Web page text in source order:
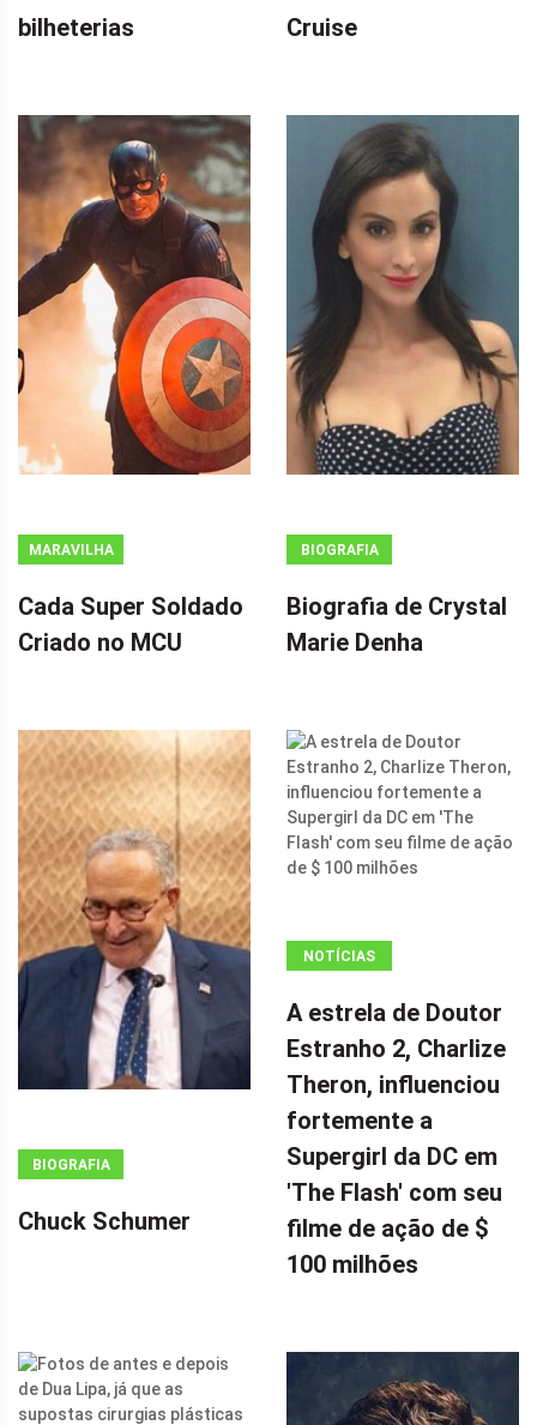
bilheterias
Cruise
MARAVILHA
Cada Super Soldado
Criado no MCU
BIOGRAFIA
Biografia de Crystal
Marie Denha
BIOGRAFIA
Chuck Schumer
NOTÍCIAS
(ADSBYGOOGLE
=
WINDOW.ADSBYGOOGLE
|| []).PUSH({});
A ESTRELA DE
DOUTOR
ESTRANHO 2,
CHARLIZE
THERON,
DA DC EM 'THE
A estrela de Doutor
Estranho 2, Charlize
Theron, influenciou
fortemente a
Supergirl da DC em
'The Flash' com seu
filme de ação de $
100 milhões